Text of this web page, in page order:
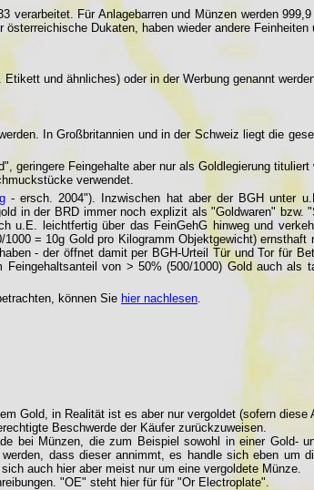
Für Anlagebarren und Münzen werden
Dukaten, haben wieder andere Feinheiten
und ähnliches) oder in der Werbung genannt
In Großbritannien und in der Schweiz liegt die
Feingehalte aber nur als Goldlegierung
verwendet.
- ersch. 2004"). Inzwischen hat aber der BGH unter
in der BRD immer noch explizit als "Goldwaren" bzw.
leichtfertig über das FeinGehG hinweg und
= 10g Gold pro Kilogramm Objektgewicht)
- der öffnet damit per BGH-Urteil Tür und Tor für
von > 50% (500/1000) Gold auch als
können Sie hier nachlesen.
Gold, in Realität ist es aber nur vergoldet (sofern diese
Beschwerde der Käufer zurückzuweisen.
bei Münzen, die zum Beispiel sowohl in einer Gold-
dass dieser annimmt, es handle sich eben um
auch hier aber meist nur um eine vergoldete Münze.
"OE" steht hier für für "Or Electroplate".